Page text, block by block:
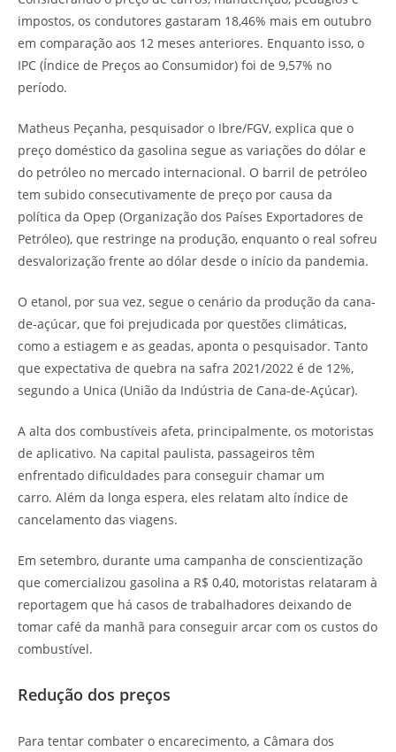
impostos, os condutores gastaram 18,46% mais em outubro
em comparação aos 12 meses anteriores. Enquanto isso, o
IPC (Índice de Preços ao Consumidor) foi de 9,57% no
período.
Matheus Peçanha, pesquisador o Ibre/FGV, explica que o
preço doméstico da gasolina segue as variações do dólar e
do petróleo no mercado internacional. O barril de petróleo
tem subido consecutivamente de preço por causa da
política da Opep (Organização dos Países Exportadores de
Petróleo), que restringe na produção, enquanto o real sofreu
desvalorização frente ao dólar desde o início da pandemia.
O etanol, por sua vez, segue o cenário da produção da cana-
de-açúcar, que foi prejudicada por questões climáticas,
como a estiagem e as geadas, aponta o pesquisador. Tanto
que expectativa de quebra na safra 2021/2022 é de 12%,
segundo a Unica (União da Indústria de Cana-de-Açúcar).
A alta dos combustíveis afeta, principalmente, os motoristas
de aplicativo. Na capital paulista, passageiros têm
enfrentado dificuldades para conseguir chamar um
carro. Além da longa espera, eles relatam alto índice de
cancelamento das viagens.
Em setembro, durante uma campanha de conscientização
que comercializou gasolina a R$ 0,40, motoristas relataram à
reportagem que há casos de trabalhadores deixando de
tomar café da manhã para conseguir arcar com os custos do
combustível.
Redução dos preços
Para tentar combater o encarecimento, a Câmara dos